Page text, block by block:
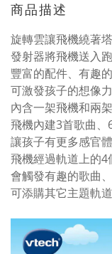
商品描述
旋轉雲讓飛機繞著
發射器將飛機送入
豐富的配件、有趣
可激發孩子的想像力
內含一架飛機和兩
飛機內建3首歌曲
讓孩子有更多感官
飛機經過軌道上的
會觸發有趣的歌曲
可添購其它主題軌